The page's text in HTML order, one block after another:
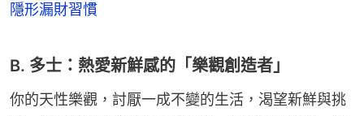
隱形漏財習慣
B. 多士：熱愛新鮮感的「樂觀創造者」
你的天性樂觀，討厭一成不變的生活，渴望新鮮與挑